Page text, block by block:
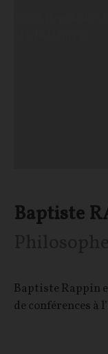
Baptiste
Baptiste Rappin
de conférences à